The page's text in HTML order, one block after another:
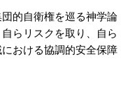
的自衛権を巡る神学論
らリスクを取り、自ら
おける協調的安全保障